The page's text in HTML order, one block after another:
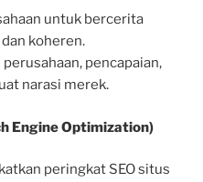
untuk bercerita
koheren.
pencapaian,
narasi merek.
Engine Optimization)
peringkat SEO situs